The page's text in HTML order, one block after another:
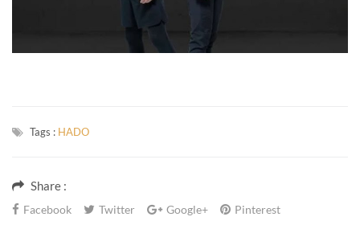
Tags : HADO
Share :
Facebook Twitter Google+
Pinterest